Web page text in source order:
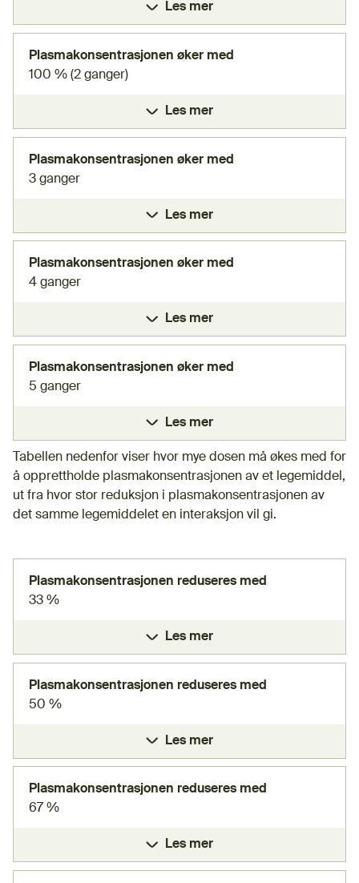
Les mer
Plasmakonsentrasjonen øker med
100 % (2 ganger)
Les mer
Plasmakonsentrasjonen øker med
3 ganger
Les mer
Plasmakonsentrasjonen øker med
4 ganger
Les mer
Plasmakonsentrasjonen øker med
5 ganger
Les mer
Tabellen nedenfor viser hvor mye dosen må økes med for
å opprettholde plasmakonsentrasjonen av et legemiddel,
ut fra hvor stor reduksjon i plasmakonsentrasjonen av
det samme legemiddelet en interaksjon vil gi.
Plasmakonsentrasjonen reduseres med
33 %
Les mer
Plasmakonsentrasjonen reduseres med
50 %
Les mer
Plasmakonsentrasjonen reduseres med
67 %
Les mer